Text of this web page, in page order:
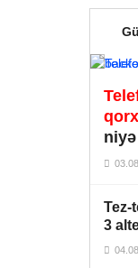
etdi
Tez-
3